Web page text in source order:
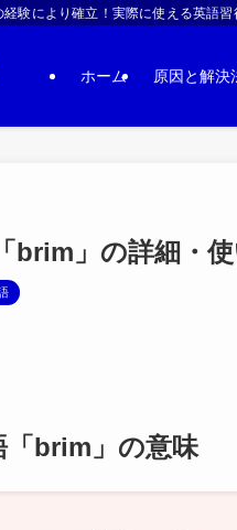
験により確立！実際に使える英語
ホーム 原因と解決
brim」の詳細・
「brim」の意味